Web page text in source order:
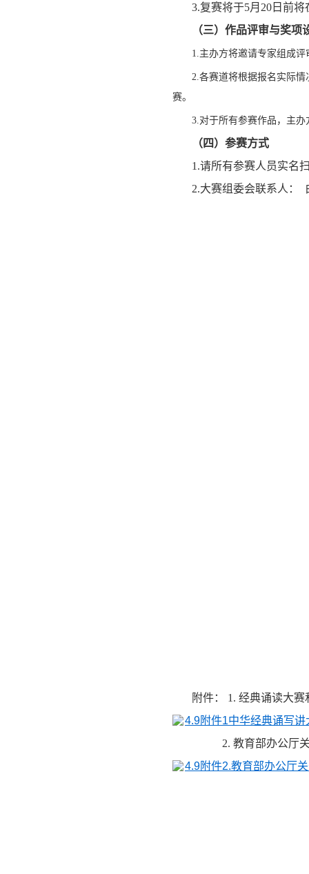
3.复赛将于5月20日前
（三）作品评审与奖项
1.主办方将邀请专家组成
2.各赛道将根据报名实际
赛。
3.对于所有参赛作品，主
（四）参赛方式
1.请所有参赛人员实名
2.大赛组委会联系人：
附件： 1. 经典诵读大
4.9附件1中华经典诵写
2. 教育部办公厅关
4.9附件2.教育部办公厅